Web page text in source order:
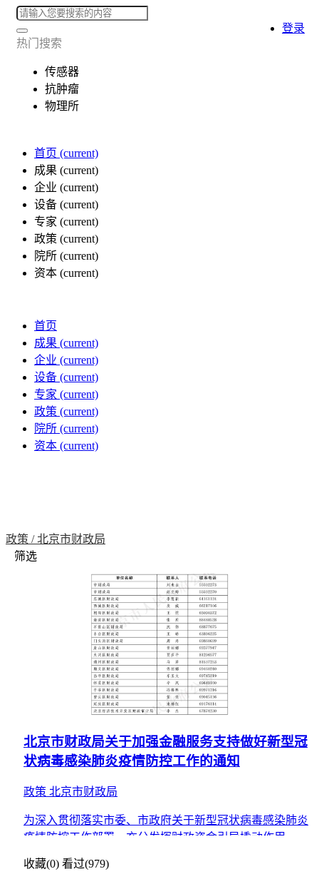
热门搜索
传感器
抗肿瘤
物理所
首页 (current)
成果 (current)
企业 (current)
设备 (current)
专家 (current)
政策 (current)
院所 (current)
资本 (current)
登录
首页
成果 (current)
企业 (current)
设备 (current)
专家 (current)
政策 (current)
院所 (current)
资本 (current)
政策 /北京市财政局
筛选
北京市财政局关于加强金融服务支持做好新型冠
状病毒感染肺炎疫情防控工作的通知
政策 北京市财政局
为深入贯彻落实市委、市政府关于新型冠状病毒感染肺炎
疫情防控工作部署，充分发挥财政资金引导撬动作用，运
用财政金融手段，支持做好新型冠状病毒感染肺炎疫情防
控工作
收藏(0) 看过(979)